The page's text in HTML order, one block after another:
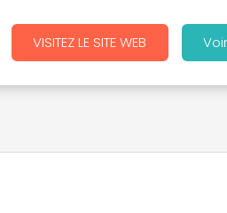
VISITEZ LE SITE WEB